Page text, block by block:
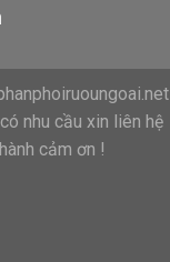
nhu cầu xin liên hệ
cảm ơn !